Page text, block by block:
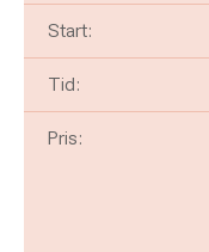
Start:
Tid:
Pris: